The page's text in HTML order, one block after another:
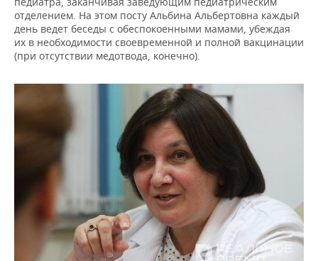
отделением. На этом посту Альбина Альбертовна каждый
день ведет беседы с обеспокоенными мамами, убеждая
их в необходимости своевременной и полной вакцинации
(при отсутствии медотвода, конечно).